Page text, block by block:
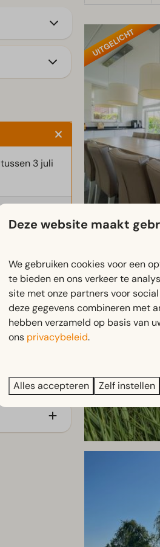
tussen 3 juli
UITGELICHT
Deze website maakt
We gebruiken cookies voor een
te bieden en ons verkeer te
site met onze partners voor
deze gegevens combineren met
hebben verzameld op basis van
ons privacybeleid.
Alles accepteren Zelf instellen